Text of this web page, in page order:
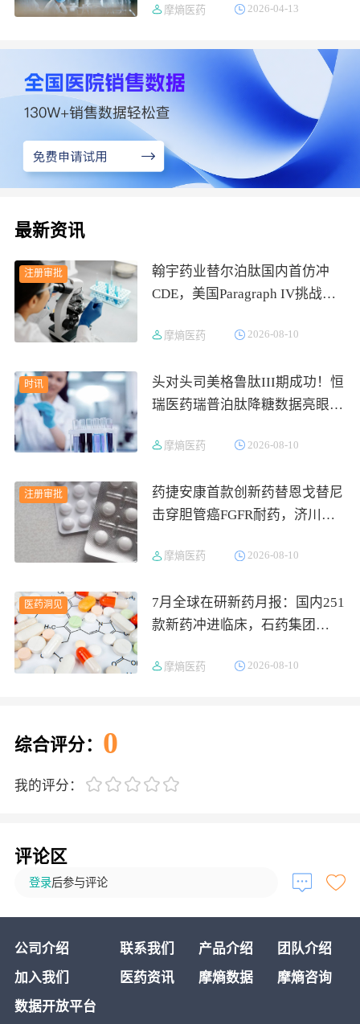
争格局重塑
摩熵医药 2026-04-13
最新资讯
注册审批
翰宇药业替尔泊肽国内首仿冲
CDE，美国Paragraph IV挑战礼
摩熵医药 2026-08-10
时讯
头对头司美格鲁肽III期成功！恒
瑞医药瑞普泊肽降糖数据亮眼，
摩熵医药 2026-08-10
注册审批
药捷安康首款创新药替恩戈替尼
击穿胆管癌FGFR耐药，济川药
成药市场
摩熵医药 2026-08-10
医药洞见
7月全球在研新药月报：国内251
款新药冲进临床，石药集团
笔BD交易达成
摩熵医药 2026-08-10
综合评分： 0
我的评分：
评论区
登录后参与评论
公司介绍 联系我们 产品介绍
团队介绍
加入我们
医药资讯 摩熵数据
摩熵咨询
数据开放平台